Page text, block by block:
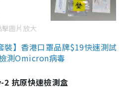
擊圖片放大
裝】香港口罩品牌$19快速測試
測Omicron病毒
抗原快速檢測盒